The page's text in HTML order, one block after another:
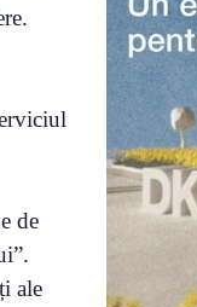
de
ale